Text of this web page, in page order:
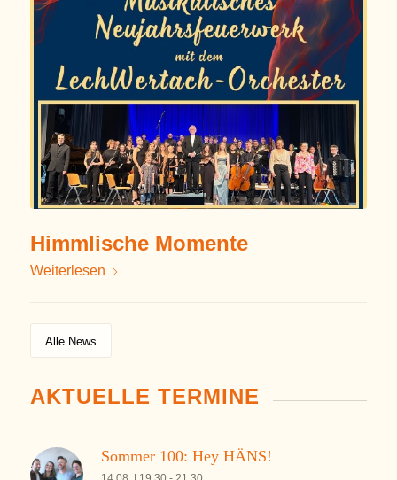
Himmlische Momente
Weiterlesen
Alle News
AKTUELLE TERMINE
Sommer 100: Hey HÄNS!